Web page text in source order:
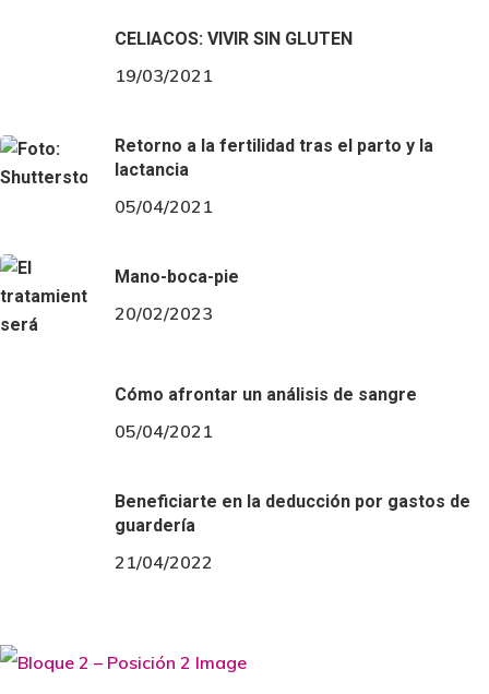
ha inaugurado la primavera con la
del SHOW-ROOM KIDS WORLD SPAIN en
CELIACOS: VIVIR SIN GLUTEN
19/03/2021
Retorno a la fertilidad tras el parto y la
lactancia
05/04/2021
Mano-boca-pie
20/02/2023
Cómo afrontar un análisis de sangre
05/04/2021
Beneficiarte en la deducción por gastos de
guardería
21/04/2022